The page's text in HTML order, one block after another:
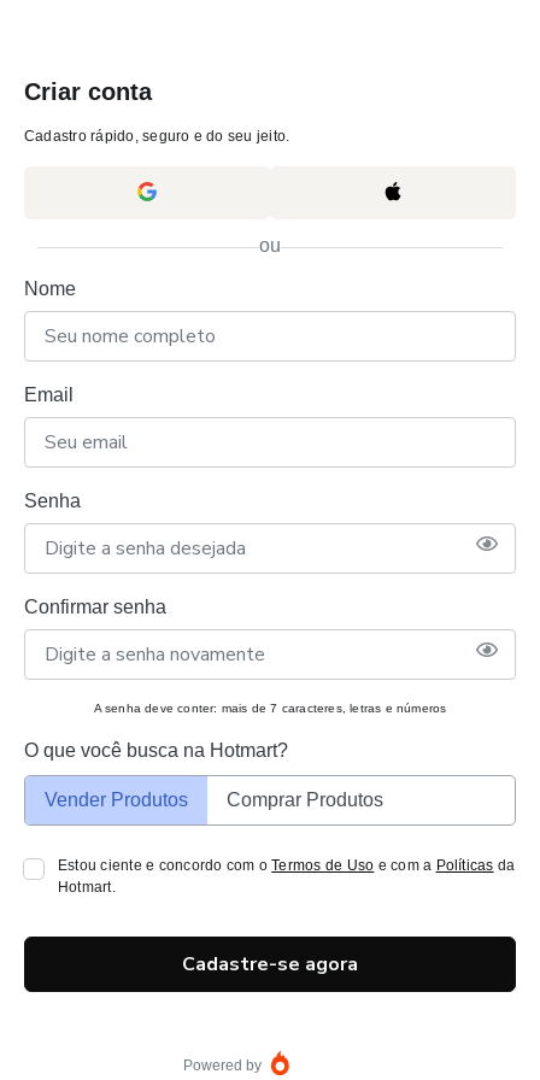
Criar conta
Cadastro rápido, seguro e do seu jeito.
ou
Nome
Email
Senha
Confirmar senha
A senha deve conter: mais de 7 caracteres, letras e números
O que você busca na Hotmart?
Vender Produtos Comprar Produtos
Estou ciente e concordo com oTermos de Uso e com a Políticas da
Hotmart.
Cadastre-se agora
Powered by